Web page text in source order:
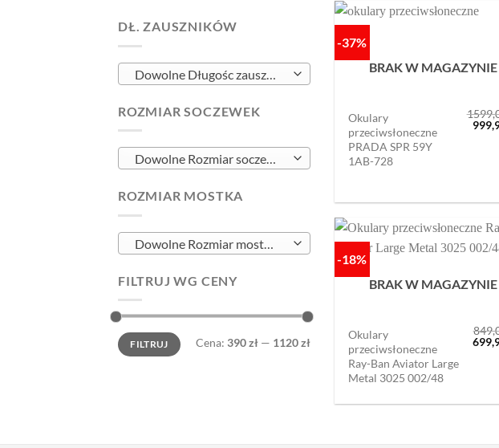
DŁ. ZAUSZNIKÓW
Dowolne Długośc zauszników
ROZMIAR SOCZEWEK
Dowolne Rozmiar soczewek
ROZMIAR MOSTKA
Dowolne Rozmiar mostka
FILTRUJ WG CENY
Cena
min
Cena
maxFILTRUJ Cena: 390 zł — 1120 zł
-37%
BRAK W MAGAZYNIE
Okulary
przeciwsłoneczne
PRADA SPR 59Y
1AB-728
cena
-18%
BRAK W MAGAZYNIE
Okulary
przeciwsłoneczne
Ray-Ban Aviator Large
Metal 3025 002/48
cena